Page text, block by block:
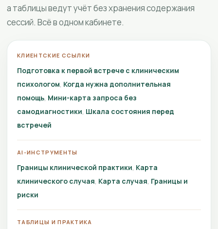
а таблицы ведут учёт без хранения содержания
сессий. Всё в одном кабинете.
КЛИЕНТСКИЕ ССЫЛКИ
Подготовка к первой встрече с клиническим
психологом Когда нужна дополнительная
помощь Мини-карта запроса без
самодиагностики Шкала состояния перед
встречей
AI-ИНСТРУМЕНТЫ
Границы клинической практики Карта
клинического случая Карта случая Границы и
риски
ТАБЛИЦЫ И ПРАКТИКА